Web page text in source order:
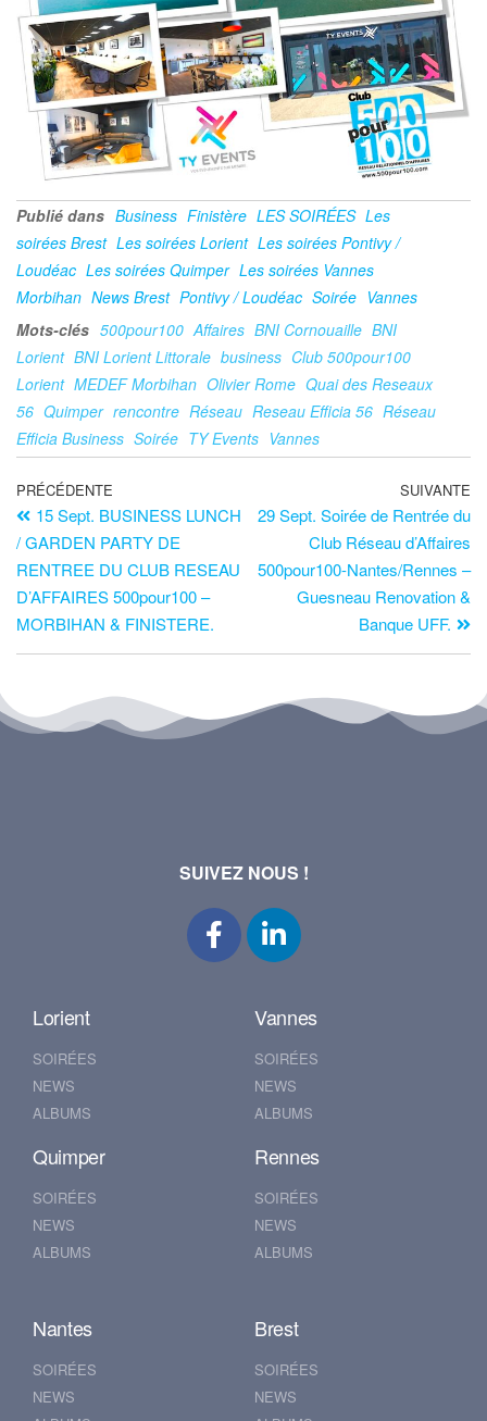
Publié dans Business Finistère LES SOIRÉES Les
soirées Brest Les soirées Lorient Les soirées Pontivy /
Loudéac Les soirées Quimper Les soirées Vannes
Morbihan News Brest Pontivy / Loudéac Soirée Vannes
Mots-clés 500pour100 Affaires BNI Cornouaille BNI
Lorient BNI Lorient Littorale business Club 500pour100
Lorient MEDEF Morbihan Olivier Rome Quai des Reseaux
56 Quimper rencontre Réseau Reseau Efficia 56 Réseau
Efficia Business Soirée TY Events Vannes
PRÉCÉDENTE
15 Sept. BUSINESS LUNCH
/ GARDEN PARTY DE
RENTREE DU CLUB RESEAU
D’AFFAIRES 500pour100 –
MORBIHAN & FINISTERE.
SUIVANTE
29 Sept. Soirée de Rentrée du
Club Réseau d’Affaires
500pour100-Nantes/Rennes –
Guesneau Renovation &
Banque UFF.
SUIVEZ NOUS !
Lorient
SOIRÉES
NEWS
ALBUMS
Vannes
SOIRÉES
NEWS
ALBUMS
Quimper
SOIRÉES
NEWS
ALBUMS
Rennes
SOIRÉES
NEWS
ALBUMS
Nantes
SOIRÉES
NEWS
Brest
SOIRÉES
NEWS